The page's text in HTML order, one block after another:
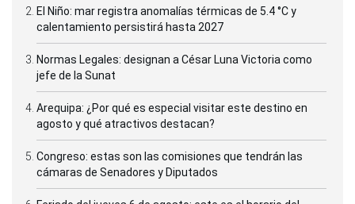
El Niño: mar registra anomalías térmicas de 5.4 °C y
calentamiento persistirá hasta 2027
Normas Legales: designan a César Luna Victoria como
jefe de la Sunat
Arequipa: ¿Por qué es especial visitar este destino en
agosto y qué atractivos destacan?
Congreso: estas son las comisiones que tendrán las
cámaras de Senadores y Diputados